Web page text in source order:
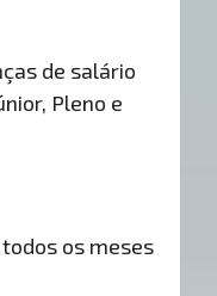
de salário
Pleno e
os meses